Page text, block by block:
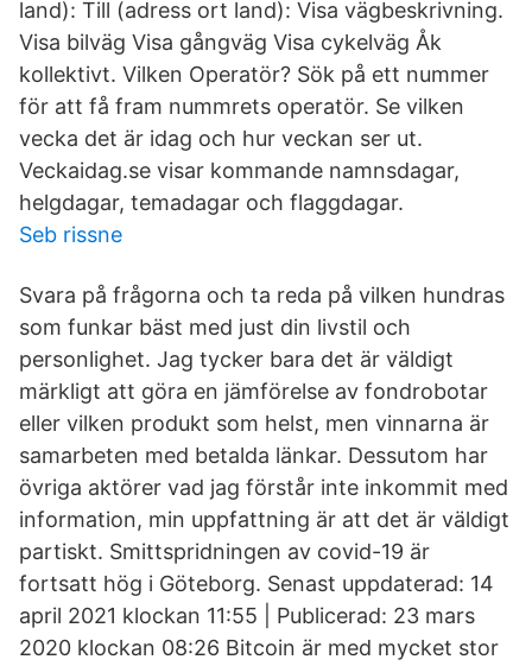
land): Till (adress ort land): Visa vägbeskrivning.
Visa bilväg Visa gångväg Visa cykelväg Åk
kollektivt. Vilken Operatör? Sök på ett nummer
för att få fram nummrets operatör. Se vilken
vecka det är idag och hur veckan ser ut.
Veckaidag.se visar kommande namnsdagar,
helgdagar, temadagar och flaggdagar.
Seb rissne
Svara på frågorna och ta reda på vilken hundras
som funkar bäst med just din livstil och
personlighet. Jag tycker bara det är väldigt
märkligt att göra en jämförelse av fondrobotar
eller vilken produkt som helst, men vinnarna är
samarbeten med betalda länkar. Dessutom har
övriga aktörer vad jag förstår inte inkommit med
information, min uppfattning är att det är väldigt
partiskt. Smittspridningen av covid-19 är
fortsatt hög i Göteborg. Senast uppdaterad: 14
april 2021 klockan 11:55 | Publicerad: 23 mars
2020 klockan 08:26 Bitcoin är med mycket stor